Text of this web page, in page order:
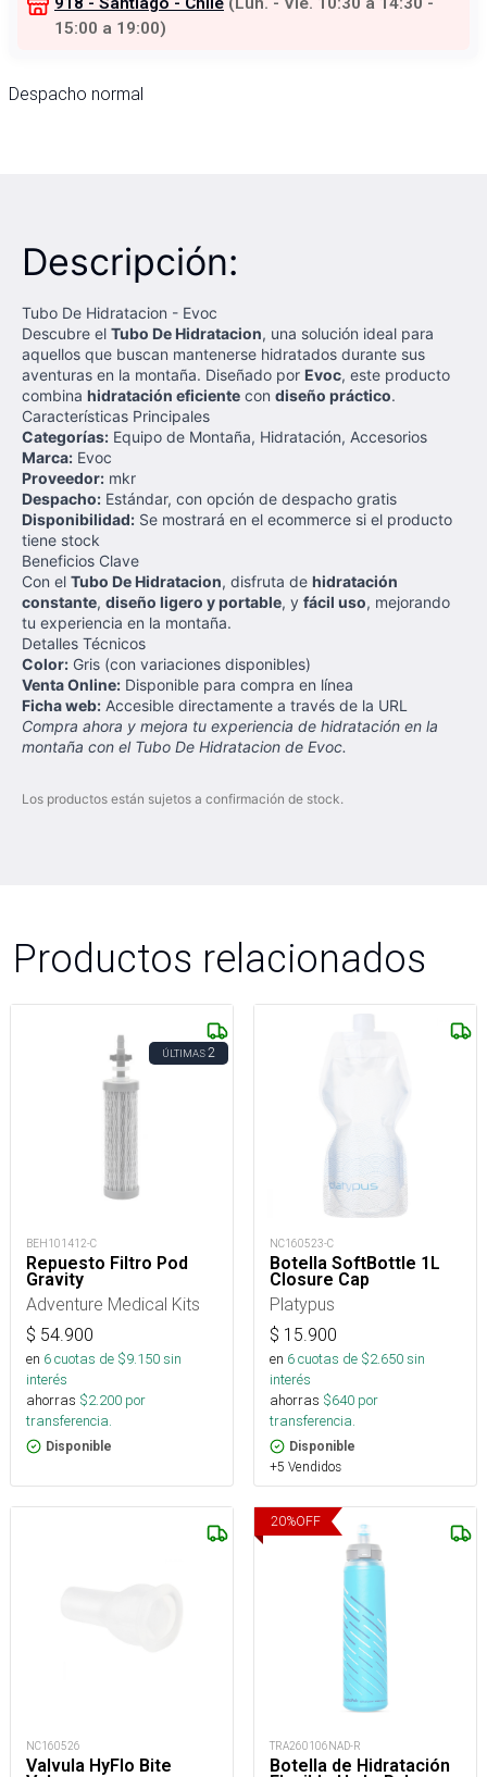
15:00 a 19:00)
Despacho normal
Descripción:
Tubo De Hidratacion - Evoc
Descubre el Tubo De Hidratacion, una solución ideal para
aquellos que buscan mantenerse hidratados durante sus
aventuras en la montaña. Diseñado por Evoc, este producto
combina hidratación eficiente con diseño práctico.
Características Principales
Categorías: Equipo de Montaña, Hidratación, Accesorios
Marca: Evoc
Proveedor: mkr
Despacho: Estándar, con opción de despacho gratis
Disponibilidad: Se mostrará en el ecommerce si el producto
tiene stock
Beneficios Clave
Con el Tubo De Hidratacion, disfruta de hidratación
constante, diseño ligero y portable, y fácil uso, mejorando
tu experiencia en la montaña.
Detalles Técnicos
Color: Gris (con variaciones disponibles)
Venta Online: Disponible para compra en línea
Ficha web: Accesible directamente a través de la URL
Compra ahora y mejora tu experiencia de hidratación en la
montaña con el Tubo De Hidratacion de Evoc.
Los productos están sujetos a confirmación de stock.
Productos relacionados
ÚLTIMAS2
BEH101412-C
Repuesto Filtro Pod
Gravity
Adventure Medical Kits
$ 54.900
en 6cuotas de $9.150sin
interés
ahorras $2.200 por
transferencia.
Disponible
NC160523-C
Botella SoftBottle 1L
Closure Cap
Platypus
$ 15.900
en 6cuotas de $2.650sin
interés
ahorras $640 por
transferencia.
Disponible
+5 Vendidos
NC160526
Valvula HyFlo Bite
20%OFF
TRA260106NAD-R
Botella de Hidratación